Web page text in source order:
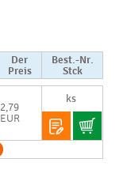
Der
Preis
Best.-Nr.
Stck
2,79
EUR